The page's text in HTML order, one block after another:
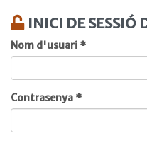
INICI DE SESSIÓ
Nom d'usuari *
Contrasenya *